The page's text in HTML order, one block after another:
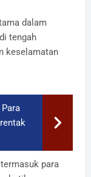
dalam
tengah
keselamatan
para